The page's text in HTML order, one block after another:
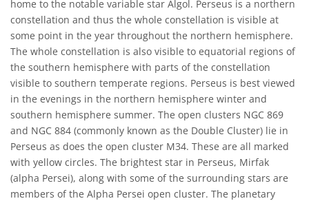
home to the notable variable star Algol. Perseus is a northern
constellation and thus the whole constellation is visible at
some point in the year throughout the northern hemisphere.
The whole constellation is also visible to equatorial regions of
the southern hemisphere with parts of the constellation
visible to southern temperate regions. Perseus is best viewed
in the evenings in the northern hemisphere winter and
southern hemisphere summer. The open clusters NGC 869
and NGC 884 (commonly known as the Double Cluster) lie in
Perseus as does the open cluster M34. These are all marked
with yellow circles. The brightest star in Perseus, Mirfak
(alpha Persei), along with some of the surrounding stars are
members of the Alpha Persei open cluster. The planetary